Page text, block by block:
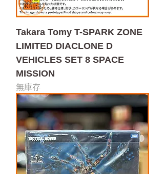
Takara Tomy T-SPARK ZONE
LIMITED DIACLONE D
VEHICLES SET 8 SPACE
MISSION
無庫存